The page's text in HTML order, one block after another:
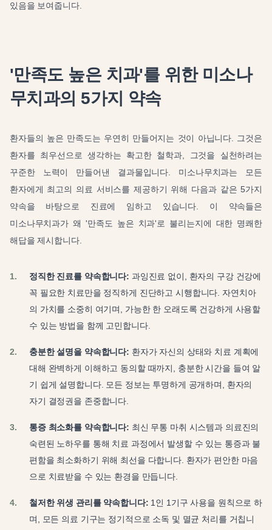
있음을 보여줍니다.
'만족도 높은 치과'를 위한 미소나
무치과의 5가지 약속
환자들의 높은 만족도는 우연히 만들어지는 것이 아닙니다. 그것은
환자를 최우선으로 생각하는 확고한 철학과, 그것을 실천하려는
꾸준한 노력이 만들어낸 결과물입니다. 미소나무치과는 모든
환자에게 최고의 의료 서비스를 제공하기 위해 다음과 같은 5가지
약속을 바탕으로 진료에 임하고 있습니다. 이 약속들은
미소나무치과가 왜 '만족도 높은 치과'로 불리는지에 대한 명쾌한
해답을 제시합니다.
정직한 진료를 약속합니다: 과잉진료 없이, 환자의 구강 건강에
꼭 필요한 치료만을 정직하게 진단하고 시행합니다. 자연치아
의 가치를 소중히 여기며, 가능한 한 오래도록 건강하게 사용할
수 있는 방법을 함께 고민합니다.
충분한 설명을 약속합니다: 환자가 자신의 상태와 치료 계획에
대해 완벽하게 이해하고 동의할 때까지, 충분한 시간을 들여 알
기 쉽게 설명합니다. 모든 정보는 투명하게 공개하며, 환자의
자기 결정권을 존중합니다.
통증 최소화를 약속합니다: 최신 무통 마취 시스템과 의료진의
숙련된 노하우를 통해 치료 과정에서 발생할 수 있는 통증과 불
편함을 최소화하기 위해 최선을 다합니다. 환자가 편안한 마음
으로 치료받을 수 있는 환경을 만듭니다.
철저한 위생 관리를 약속합니다: 1인 1기구 사용을 원칙으로 하
며, 모든 의료 기구는 정기적으로 소독 및 멸균 처리를 거칩니